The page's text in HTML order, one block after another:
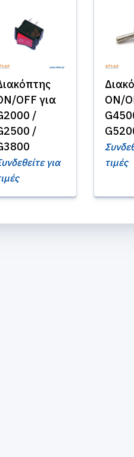
OFF για
/
/
για
ON/
τιμές